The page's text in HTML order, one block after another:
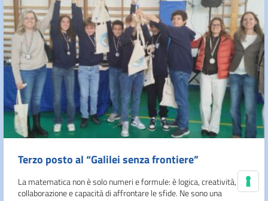
Terzo posto al “Galilei senza frontiere”
La matematica non è solo numeri e formule: è logica, creatività,
collaborazione e capacità di affrontare le sfide. Ne sono una
Le